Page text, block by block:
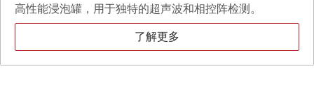
高性能浸泡罐，用于独特的超声波和相控阵检测。
了解更多